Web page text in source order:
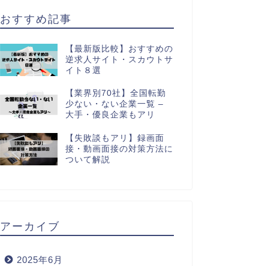
おすすめ記事
【最新版比較】おすすめの
逆求人サイト・スカウトサ
イト８選
【業界別70社】全国転勤
少ない・ない企業一覧 –
大手・優良企業もアリ
【失敗談もアリ】録画面
接・動画面接の対策方法に
ついて解説
アーカイブ
2025年6月